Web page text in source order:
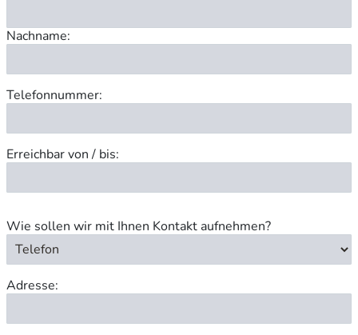
Nachname:
Telefonnummer:
Erreichbar von / bis:
Wie sollen wir mit Ihnen Kontakt aufnehmen?
Adresse: